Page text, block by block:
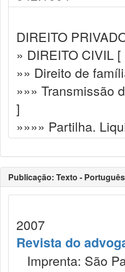
DIREITO
» DIREITO CIVIL [
»» Direito de
»»» Transmissão
]
»»»» Partilha.
Publicação: Texto - Português
2007
Revista do
Imprenta: São